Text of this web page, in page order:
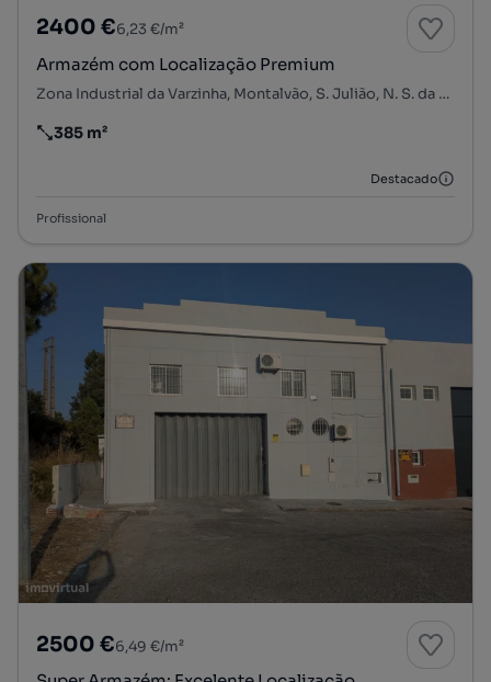
2400 €6,23 €/m²
Armazém com Localização Premium
Zona Industrial da Varzinha, Montalvão, S. Julião, N. S. da Anunciada e S. Maria da Graça, Setúbal, Setúbal
Preço por metro quadrado
385 m²
Destacado
Profissional
2500 €6,49 €/m²